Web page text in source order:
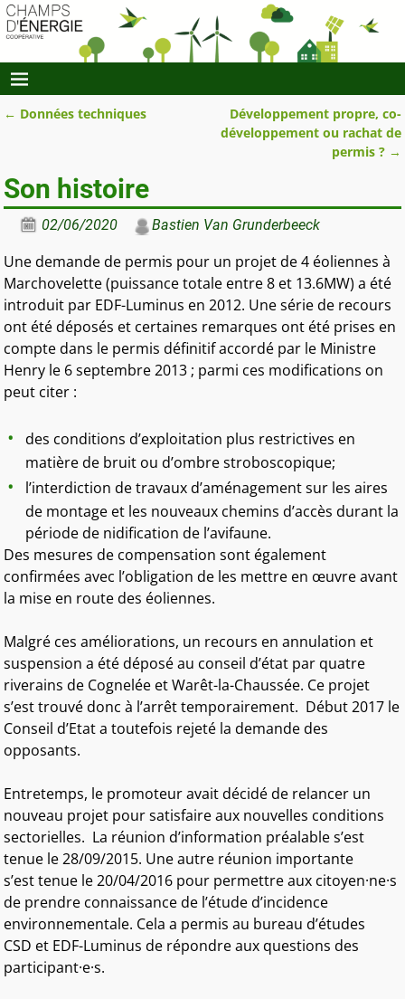
Navigation des articles
← Données techniques
Développement propre, co-
développement ou rachat de
permis ? →
Son histoire
02/06/2020 Bastien Van Grunderbeeck
Une demande de permis pour un projet de 4 éoliennes à
Marchovelette (puissance totale entre 8 et 13.6MW) a été
introduit par EDF-Luminus en 2012. Une série de recours
ont été déposés et certaines remarques ont été prises en
compte dans le permis définitif accordé par le Ministre
Henry le 6 septembre 2013 ; parmi ces modifications on
peut citer :
des conditions d’exploitation plus restrictives en
matière de bruit ou d’ombre stroboscopique;
l’interdiction de travaux d’aménagement sur les aires
de montage et les nouveaux chemins d’accès durant la
période de nidification de l’avifaune.
Des mesures de compensation sont également
confirmées avec l’obligation de les mettre en œuvre avant
la mise en route des éoliennes.
Malgré ces améliorations, un recours en annulation et
suspension a été déposé au conseil d’état par quatre
riverains de Cognelée et Warêt-la-Chaussée. Ce projet
s’est trouvé donc à l’arrêt temporairement. Début 2017 le
Conseil d’Etat a toutefois rejeté la demande des
opposants.
Entretemps, le promoteur avait décidé de relancer un
nouveau projet pour satisfaire aux nouvelles conditions
sectorielles. La réunion d’information préalable s’est
tenue le 28/09/2015. Une autre réunion importante
s’est tenue le 20/04/2016 pour permettre aux citoyen·ne·s
de prendre connaissance de l’étude d’incidence
environnementale. Cela a permis au bureau d’études
CSD et EDF-Luminus de répondre aux questions des
participant·e·s.